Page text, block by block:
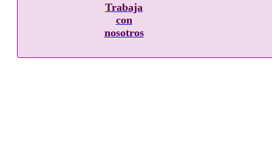
Trabaja
con
nosotros